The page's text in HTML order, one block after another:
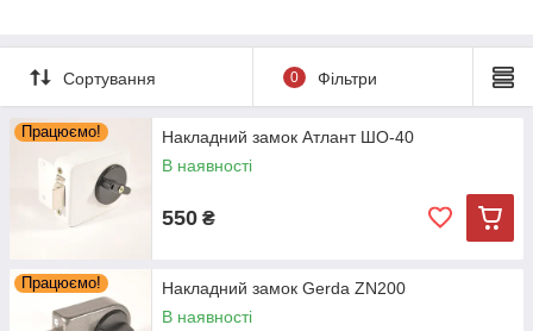
Сортування 0 Фільтри
Працюємо!
Накладний замок Атлант ШО-40
В наявності
550 ₴
Працюємо!
Накладний замок Gerda ZN200
В наявності